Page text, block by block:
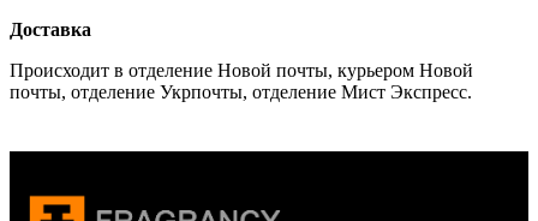
Доставка
Происходит в отделение Новой почты, курьером Новой
почты, отделение Укрпочты, отделение Мист Экспресс.